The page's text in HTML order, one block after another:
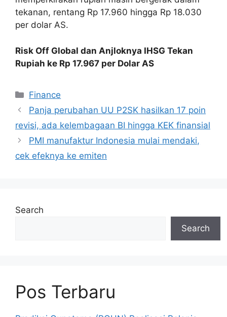
tekanan, rentang Rp 17.960 hingga Rp 18.030
per dolar AS.
Risk Off Global dan Anjloknya IHSG Tekan
Rupiah ke Rp 17.967 per Dolar AS
Categories
Finance
Panja perubahan UU P2SK hasilkan 17 poin
revisi, ada kelembagaan BI hingga KEK finansial
PMI manufaktur Indonesia mulai mendaki,
cek efeknya ke emiten
Search
Search
Pos Terbaru